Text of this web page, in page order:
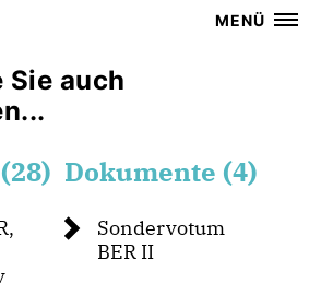
MENÜ
Sie auch
Dokumente (4)
Sondervotum
BER II